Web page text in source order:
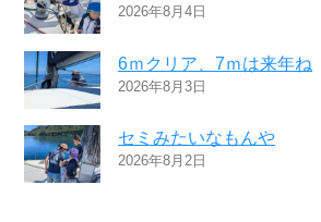
2026年8月4日
6ｍクリア、7ｍは来年ね
2026年8月3日
セミみたいなもんや
2026年8月2日